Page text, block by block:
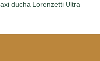
ducha Lorenzetti Ultra